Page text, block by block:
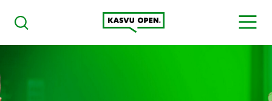
Haku
Kasvu Open
MENU